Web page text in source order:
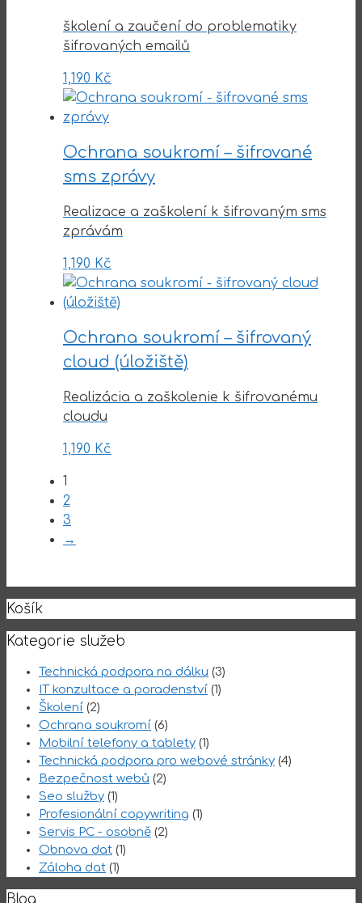
školení a zaučení do problematiky
šifrovaných emailů
1,190 Kč
Ochrana soukromí – šifrované
sms zprávy
Realizace a zaškolení k šifrovaným sms
zprávám
1,190 Kč
Ochrana soukromí – šifrovaný
cloud (úložiště)
Realizácia a zaškolenie k šifrovanému
cloudu
1,190 Kč
1
2
3
→
Košík
Kategorie služeb
Technická podpora na dálku (3)
IT konzultace a poradenství (1)
Školení (2)
Ochrana soukromí (6)
Mobilní telefony a tablety (1)
Technická podpora pro webové stránky (4)
Bezpečnost webů (2)
Seo služby (1)
Profesionální copywriting (1)
Servis PC - osobně (2)
Obnova dat (1)
Záloha dat (1)
Blog